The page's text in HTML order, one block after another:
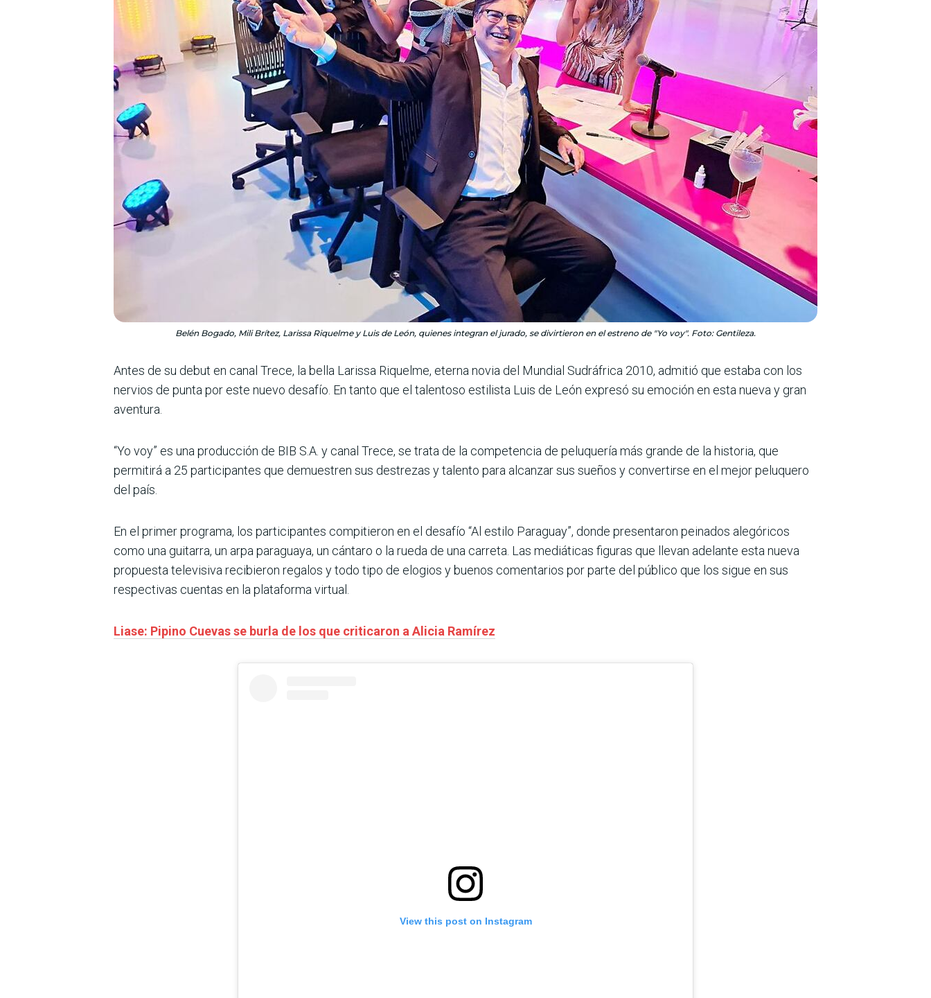
Belén Bogado, Mili Brítez, Larissa Riquelme y Luis de León, quienes integran el jurado, se divirtieron en el estreno de "Yo voy". Foto: Gentileza.
Antes de su debut en canal Trece, la bella Larissa Riquelme, eterna novia del Mundial Sudráfrica 2010, admitió que estaba con los
nervios de punta por este nuevo desafío. En tanto que el talentoso estilista Luis de León expresó su emoción en esta nueva y gran
aventura.
“Yo voy” es una producción de BIB S.A. y canal Trece, se trata de la competencia de peluquería más grande de la historia, que
permitirá a 25 participantes que demuestren sus destrezas y talento para alcanzar sus sueños y convertirse en el mejor peluquero
del país.
En el primer programa, los participantes compitieron en el desafío “Al estilo Paraguay”, donde presentaron peinados alegóricos
como una guitarra, un arpa paraguaya, un cántaro o la rueda de una carreta. Las mediáticas figuras que llevan adelante esta nueva
propuesta televisiva recibieron regalos y todo tipo de elogios y buenos comentarios por parte del público que los sigue en sus
respectivas cuentas en la plataforma virtual.
Liase: Pipino Cuevas se burla de los que criticaron a Alicia Ramírez
View this post on Instagram